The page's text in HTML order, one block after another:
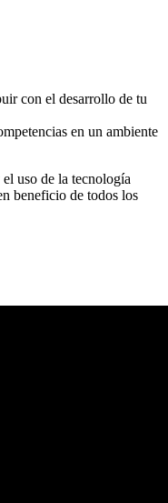
con el desarrollo de tu
en un ambiente
uso de la tecnología
beneficio de todos los